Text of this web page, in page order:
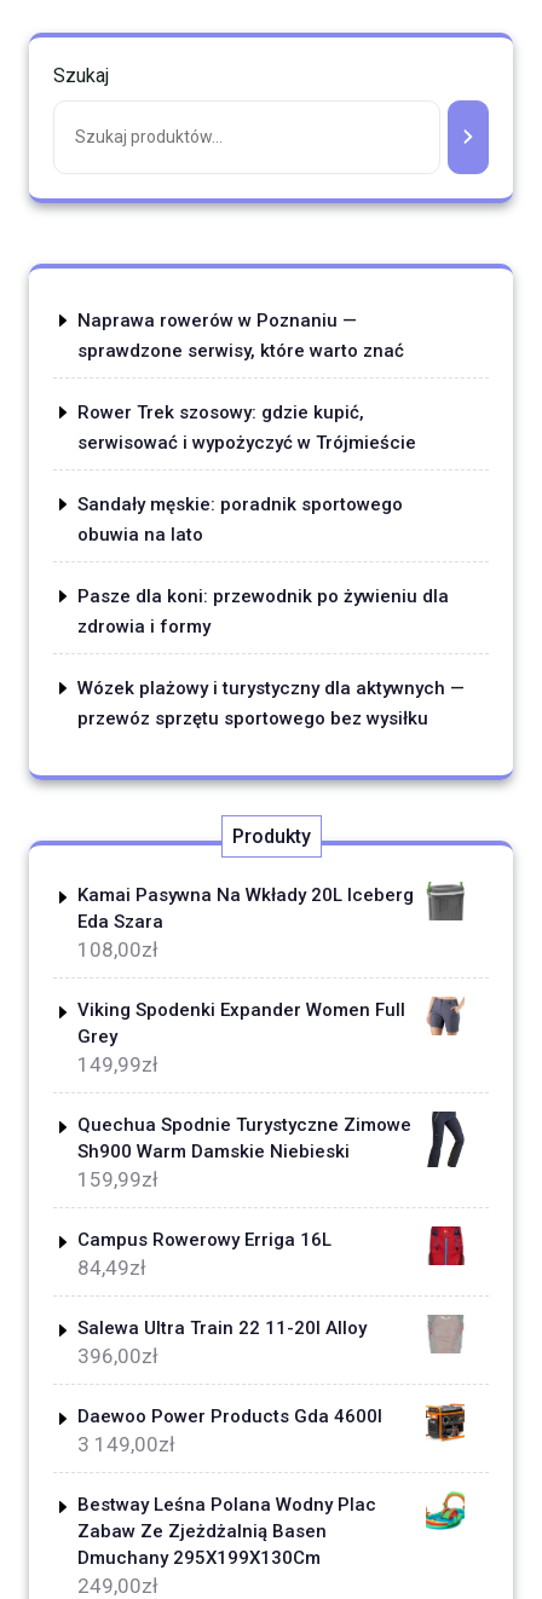
Szukaj
Naprawa rowerów w Poznaniu —
sprawdzone serwisy, które warto znać
Rower Trek szosowy: gdzie kupić,
serwisować i wypożyczyć w Trójmieście
Sandały męskie: poradnik sportowego
obuwia na lato
Pasze dla koni: przewodnik po żywieniu dla
zdrowia i formy
Wózek plażowy i turystyczny dla aktywnych —
przewóz sprzętu sportowego bez wysiłku
Produkty
Kamai Pasywna Na Wkłady 20L Iceberg
Eda Szara
108,00zł
Viking Spodenki Expander Women Full
Grey
149,99zł
Quechua Spodnie Turystyczne Zimowe
Sh900 Warm Damskie Niebieski
159,99zł
Campus Rowerowy Erriga 16L
84,49zł
Salewa Ultra Train 22 11-20l Alloy
396,00zł
Daewoo Power Products Gda 4600I
3 149,00zł
Bestway Leśna Polana Wodny Plac
Zabaw Ze Zjeżdżalnią Basen
Dmuchany 295X199X130Cm
249,00zł